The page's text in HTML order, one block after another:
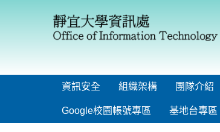
資訊安全 組織架構 團隊介紹
Google校園帳號專區 基地台專區